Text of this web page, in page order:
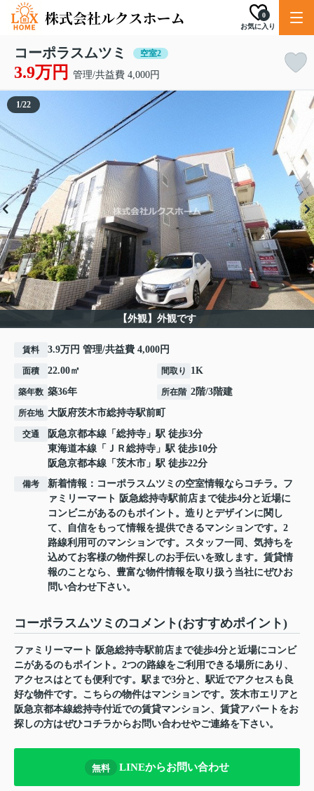
お気に入り
0
コーポラスムツミ 空室2
3.9万円 管理/共益費 4,000円
【外観】外観です
1/22
賃料 3.9万円 管理/共益費 4,000円
面積 22.00㎡ 間取り 1K
築年数 築36年 所在階 2階/3階建
所在地 大阪府茨木市総持寺駅前町
交通 阪急京都本線 「 総持寺 」駅 徒歩3分
東海道本線 「 ＪＲ総持寺 」駅 徒歩10分
阪急京都本線 「 茨木市 」駅 徒歩22分
備考
新着情報：コーポラスムツミの空室情報ならコチラ。フ
ァミリーマート 阪急総持寺駅前店まで徒歩4分と近場に
コンビニがあるのもポイント。造りとデザインに関し
て、自信をもって情報を提供できるマンションです。2
路線利用可のマンションです。スタッフ一同、気持ちを
込めてお客様の物件探しのお手伝いを致します。賃貸情
報のことなら、豊富な物件情報を取り扱う当社にぜひお
問い合わせ下さい。
コーポラスムツミのコメント(おすすめポイント)
ファミリーマート 阪急総持寺駅前店まで徒歩4分と近場にコンビ
ニがあるのもポイント。2つの路線をご利用できる場所にあり、
アクセスはとても便利です。駅まで3分と、駅近でアクセスも良
好な物件です。こちらの物件はマンションです。茨木市エリアと
阪急京都本線総持寺付近での賃貸マンション、賃貸アパートをお
探しの方はぜひコチラからお問い合わせやご連絡を下さい。
無料 LINEからお問い合わせ